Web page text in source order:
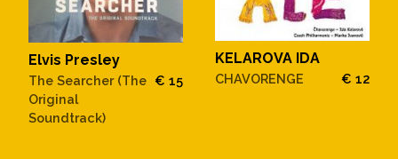
Elvis Presley
The Searcher (The
Original
Soundtrack)
€ 15
KELAROVA IDA
CHAVORENGE € 12